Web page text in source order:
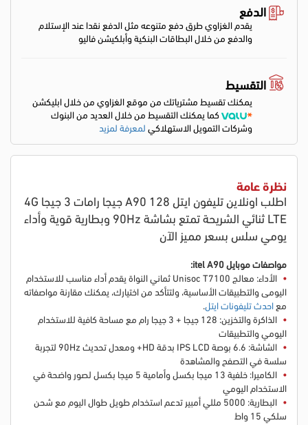
الدفع
يقدم الغزاوي طرق دفع متنوعه مثل الدفع نقدا عند الإستلام
والدفع من خلال البطاقات البنكية وأبلكيشن فاليو
التقسيط
يمكنك تقسيط مشترياتك من موقع الغزاوي من خلال ابليكشن
كما يمكنك التقسيط من خلال العديد من البنوك
وشركات التمويل الاستهلاكيلمعرفة لمزيد
نظرة عامة
اطلب اونلاين تليفون ايتل A90 128 جيجا رامات 3 جيجا 4G
LTE ثنائي الشريحة تمتع بشاشة 90Hz وبطارية قوية وأداء
يومي سلس بسعر مميز الآن
مواصفات موبايل itel A90:
الأداء: معالج Unisoc T7100 ثماني النواة يقدم أداء مناسب للاستخدام
اليومي والتطبيقات الأساسية، ولتتأكد من اختيارك، يمكنك مقارنة مواصفاته
معاحدث تليفونات ايتل.
الذاكرة والتخزين: 128 جيجا + 3 جيجا رام مع مساحة كافية للاستخدام
اليومي والتطبيقات
الشاشة: 6.6 بوصة IPS LCD بدقة HD+ ومعدل تحديث 90Hz لتجربة
سلسة في التصفح والمشاهدة
الكاميرا: خلفية 13 ميجا بكسل وأمامية 5 ميجا بكسل لصور واضحة في
الاستخدام اليومي
البطارية: 5000 مللي أمبير تدعم استخدام طويل طوال اليوم مع شحن
سلكي 15 واط